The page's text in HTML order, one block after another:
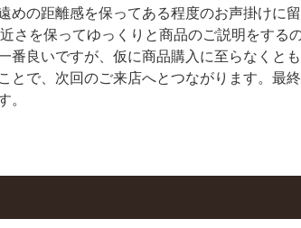
めの距離感を保ってある程度のお声掛けに
さを保ってゆっくりと商品のご説明をする
番良いですが、仮に商品購入に至らなくと
とで、次回のご来店へとつながります。最
。